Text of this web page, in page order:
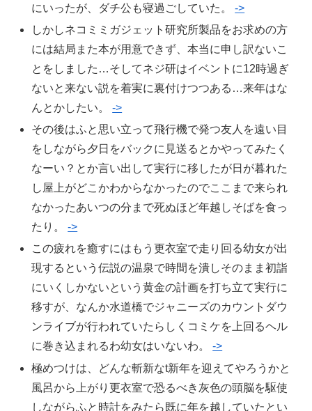
にいったが、ダチ公も寝過ごしていた。->
しかしネコミミガジェット研究所製品をお求めの方
には結局また本が用意できず、本当に申し訳ないこ
とをしました…そしてネジ研はイベントに12時過ぎ
ないと来ない説を着実に裏付けつつある…来年はな
んとかしたい。->
その後はふと思い立って飛行機で発つ友人を遠い目
をしながら夕日をバックに見送るとかやってみたく
なーい？とか言い出して実行に移したが日が暮れた
し屋上がどこかわからなかったのでここまで来られ
なかったあいつの分まで死ぬほど年越しそばを食っ
たり。->
この疲れを癒すにはもう更衣室で走り回る幼女が出
現するという伝説の温泉で時間を潰しそのまま初詣
にいくしかないという黄金の計画を打ち立て実行に
移すが、なんか水道橋でジャニーズのカウントダウ
ンライブが行われていたらしくコミケを上回るヘル
に巻き込まれるわ幼女はいないわ。->
極めつけは、どんな斬新なt新年を迎えてやろうかと
風呂から上がり更衣室で恐るべき灰色の頭脳を駆使
しながらふと時計をみたら既に年を越していたとい